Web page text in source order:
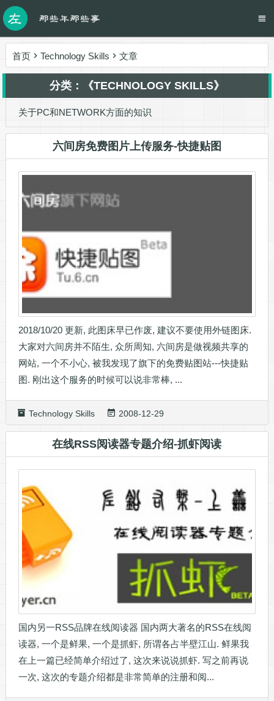
首页 Technology Skills 文章
分类：《TECHNOLOGY SKILLS》
关于PC和NETWORK方面的知识
六间房免费图片上传服务-快捷贴图
2018/10/20 更新, 此图床早已作废, 建议不要使用外链图床.
大家对六间房并不陌生, 众所周知, 六间房是做视频共享的
网站, 一个不小心, 被我发现了旗下的免费贴图站---快捷贴
图. 刚出这个服务的时候可以说非常棒, ...
Technology Skills 2008-12-29
在线RSS阅读器专题介绍-抓虾阅读
国内另一RSS品牌在线阅读器 国内两大著名的RSS在线阅
读器, 一个是鲜果, 一个是抓虾, 所谓各占半壁江山. 鲜果我
在上一篇已经简单介绍过了, 这次来说说抓虾. 写之前再说
一次, 这次的专题介绍都是非常简单的注册和阅...